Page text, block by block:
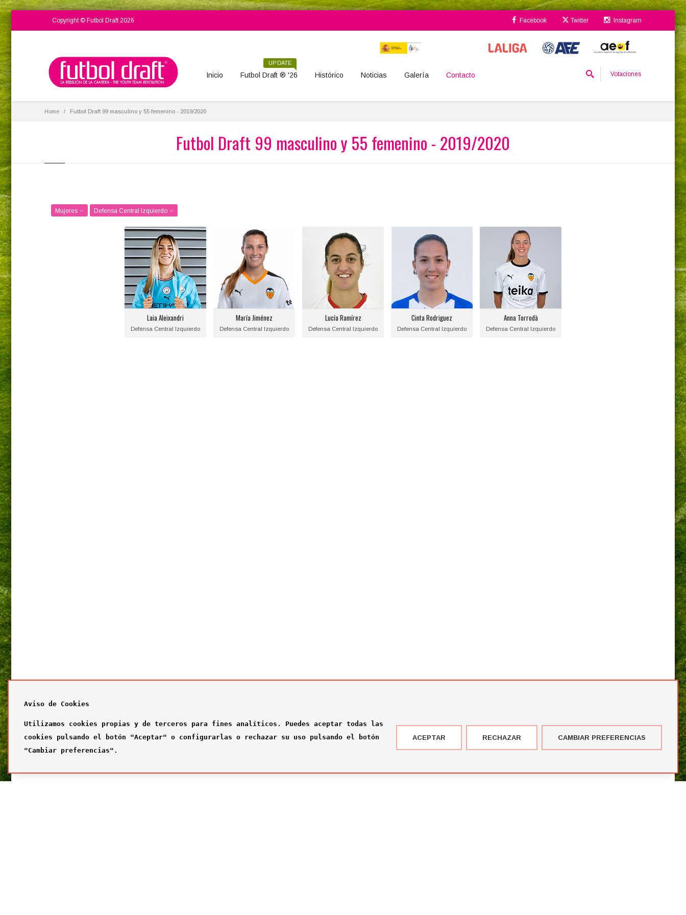
Copyright © Futbol Draft 2026 Facebook Twitter Instagram
Votaciones
Inicio Futbol Draft ® '26
UPDATE
Histórico Noticias Galería Contacto
Home Futbol Draft 99 masculino y 55 femenino - 2019/2020
Futbol Draft 99 masculino y 55 femenino - 2019/2020
Mujeres Defensa Central Izquierdo
Laia Aleixandri
Defensa Central Izquierdo
Laia Aleixandri
Posición:
Defensa Central
Izquierdo
Fecha de nacimiento:
2000-08-25
Manchester City F.C.
María Jiménez
Defensa Central Izquierdo
María Jiménez
Posición:
Defensa Central
Izquierdo
Fecha de nacimiento:
Valencia C.F.
Lucía Ramírez
Defensa Central Izquierdo
Lucía Ramírez
Posición:
Defensa Central
Izquierdo
Fecha de nacimiento:
1998-12-02
Cinta Rodriguez
Defensa Central Izquierdo
Cinta Rodriguez
Posición:
Defensa Central
Izquierdo
Fecha de nacimiento:
1999-11-07
Equipo actual:
Sporting Huelva
Anna Torrodà
Defensa Central Izquierdo
Anna Torrodà
Posición:
Defensa Central
Izquierdo
Fecha de nacimiento:
2001-01-21
Valencia C.F.
Aviso de Cookies
Utilizamos cookies propias y de terceros para fines analíticos. Puedes aceptar todas las
cookies pulsando el botón "Aceptar" o configurarlas o rechazar su uso pulsando el botón
"Cambiar preferencias".
ACEPTAR RECHAZAR CAMBIAR PREFERENCIAS